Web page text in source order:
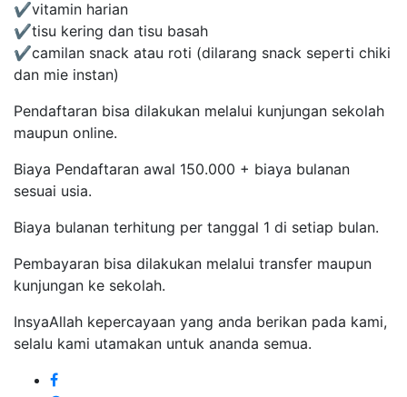
✔️vitamin harian
✔️tisu kering dan tisu basah
✔️camilan snack atau roti (dilarang snack seperti chiki
dan mie instan)
Pendaftaran bisa dilakukan melalui kunjungan sekolah
maupun online.
Biaya Pendaftaran awal 150.000 + biaya bulanan
sesuai usia.
Biaya bulanan terhitung per tanggal 1 di setiap bulan.
Pembayaran bisa dilakukan melalui transfer maupun
kunjungan ke sekolah.
InsyaAllah kepercayaan yang anda berikan pada kami,
selalu kami utamakan untuk ananda semua.